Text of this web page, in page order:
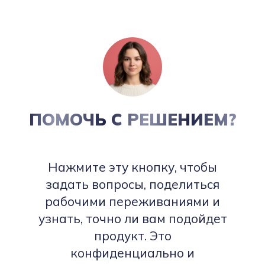
ПОМОЧЬ С РЕШЕНИЕМ?
Нажмите эту кнопку, чтобы
задать вопросы, поделиться
рабочими переживаниями и
узнать, точно ли вам подойдет
продукт. Это
конфиденциально и